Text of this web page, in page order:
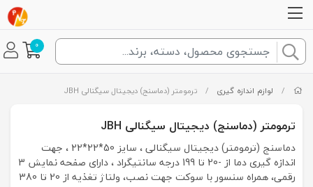
0
/ لوازم اندازه گیری / ترمومتر (دماسنج) دیجیتال سیگنالی JBH
ترمومتر (دماسنج) دیجیتال سیگنالی JBH
دماسنج (ترمومتر) دیجیتال سیگنالی ، سایز 50*22*22 ، جهت
اندازه گیری دما از -20 تا 199 درجه سانتیگراد ، دارای صفحه نمایش 3
رقمی، همراه سنسور با سوکت جهت نصب، ولتاژ تغذیه از 20 تا 380